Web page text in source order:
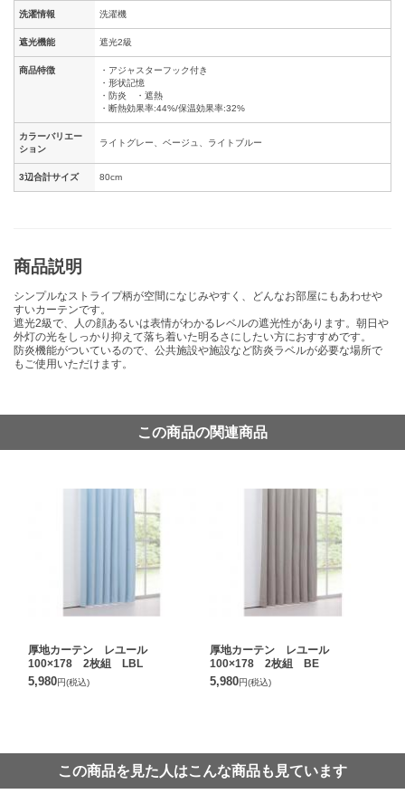
洗濯情報 洗濯機
遮光機能 遮光2級
商品特徴
・アジャスターフック付き
・形状記憶
・防炎 ・遮熱
・断熱効果率:44%/保温効果率:32%
カラーバリエー
ション
ライトグレー、ベージュ、ライトブルー
3辺合計サイズ 80cm
商品説明
シンプルなストライプ柄が空間になじみやすく、どんなお部屋にもあわせや
すいカーテンです。
遮光2級で、人の顔あるいは表情がわかるレベルの遮光性があります。朝日や
外灯の光をしっかり抑えて落ち着いた明るさにしたい方におすすめです。
防炎機能がついているので、公共施設や施設など防炎ラベルが必要な場所で
もご使用いただけます。
この商品の関連商品
厚地カーテン レユール
100×178 2枚組 LBL
5,980円(税込)
厚地カーテン レユール
100×178 2枚組 BE
5,980円(税込)
この商品を見た人はこんな商品も見ています